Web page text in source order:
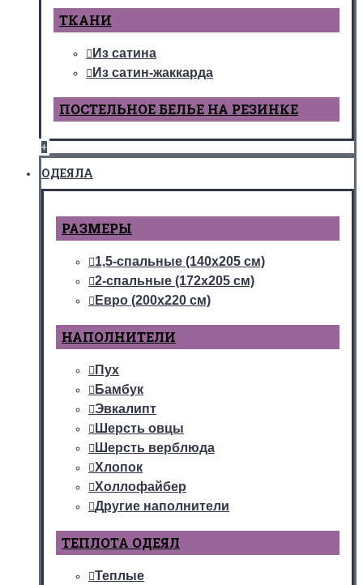
ТКАНИ
Из сатина
Из сатин-жаккарда
ПОСТЕЛЬНОЕ БЕЛЬЕ НА РЕЗИНКЕ
+
ОДЕЯЛА
РАЗМЕРЫ
1,5-спальные (140х205 см)
2-спальные (172х205 см)
Евро (200х220 см)
НАПОЛНИТЕЛИ
Пух
Бамбук
Эвкалипт
Шерсть овцы
Шерсть верблюда
Хлопок
Холлофайбер
Другие наполнители
ТЕПЛОТА ОДЕЯЛ
Теплые